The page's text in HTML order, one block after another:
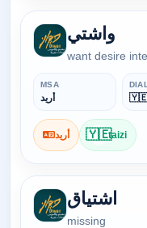
واشتي
want desire
MSA
أريد 🇾🇪
أريد 🇾🇪taizi
اشتياق
missing